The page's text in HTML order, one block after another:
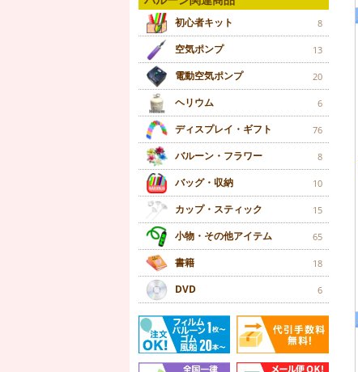
初心者キット 8
空気ポンプ 13
電動空気ポンプ 20
ヘリウム 6
ディスプレイ・ギフト 76
バルーン・フラワー 8
バッグ・収納 10
カップ・スティック 15
小物・その他アイテム 65
書籍 18
DVD 6